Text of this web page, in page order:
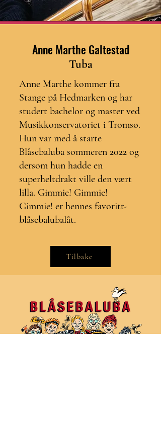
Anne Marthe Galtestad
Tuba
Anne Marthe kommer fra
Stange på Hedmarken og har
studert bachelor og master ved
Musikkonservatoriet i Tromsø.
Hun var med å starte
Blåsebaluba sommeren 2022 og
dersom hun hadde en
superheltdrakt ville den vært
lilla. Gimmie! Gimmie!
Gimmie! er hennes favoritt-
blåsebalubalåt.
Tilbake